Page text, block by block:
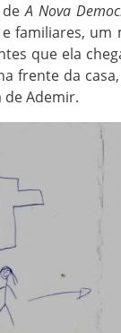
deA Nova
familiares,
que ela
frente da
Ademir.